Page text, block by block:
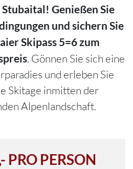
Genießen Sie
und sichern Sie
Skipass 5=6 zum
. Gönnen Sie sich eine
und erleben Sie
Skitage inmitten der
Alpenlandschaft.
PRO PERSON